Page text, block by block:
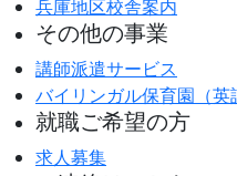
兵庫地区校舎案内
その他の事業
講師派遣サービス
バイリンガル保育園（英
就職ご希望の方
求人募集